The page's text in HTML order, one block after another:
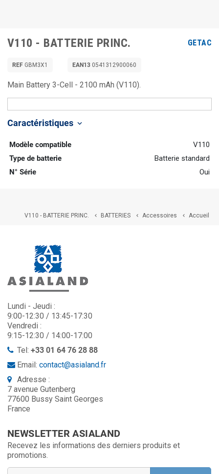
V110 - BATTERIE PRINC. GETAC
REF GBM3X1 EAN13 0541312900060
Main Battery 3-Cell - 2100 mAh (V110).
Caractéristiques keyboard_arrow_down
Modèle compatible
V110
Type de batterie
Batterie standard
N° Série
Oui
Accueil

Accessoires

BATTERIES

V110 - BATTERIE PRINC.
Lundi - Jeudi :
9:00-12:30 / 13:45-17:30
Vendredi :
9:15-12:30 / 14:00-17:00
Tel: +33 01 64 76 28 88
Email: contact@asialand.fr
Adresse :
7 avenue Gutenberg
77600 Bussy Saint Georges
France
NEWSLETTER ASIALAND
Recevez les informations des derniers produits et
promotions.